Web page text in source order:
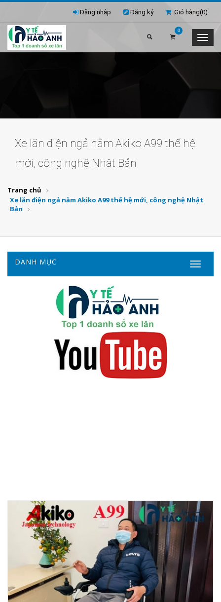
Giỏ hàng(0)
Đăng nhập Đăng ký
0
Xe lăn điện ngả nằm Akiko A99 thế hệ
mới, công nghệ Nhật Bản
Trang chủ
Xe lăn điện ngả nằm Akiko A99 thế hệ mới, công nghệ Nhật
Bản
DANH MỤC